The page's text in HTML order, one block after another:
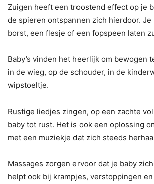
Zuigen heeft een troostend effect op je
de spieren ontspannen zich hierdoor. Je
borst, een flesje of een fopspeen laten
Baby’s vinden het heerlijk om bewogen
in de wieg, op de schouder, in de
wipstoeltje.
Rustige liedjes zingen, op een zachte
baby tot rust. Het is ook een oplossing
met een muziekje dat zich steeds
Massages zorgen ervoor dat je baby
helpt ook bij krampjes, verstoppingen